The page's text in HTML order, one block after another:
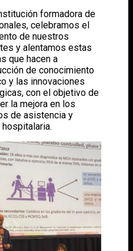
formadora de
celebramos el
de nuestros
y alentamos estas
que hacen a
de conocimiento
y las innovaciones
con el objetivo de
la mejora en los
de asistencia y